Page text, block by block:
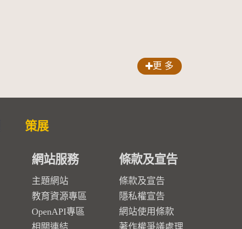
更 多
策展
網站服務
主題網站
教育資源專區
OpenAPI專區
條款及宣告
條款及宣告
隱私權宣告
網站使用條款